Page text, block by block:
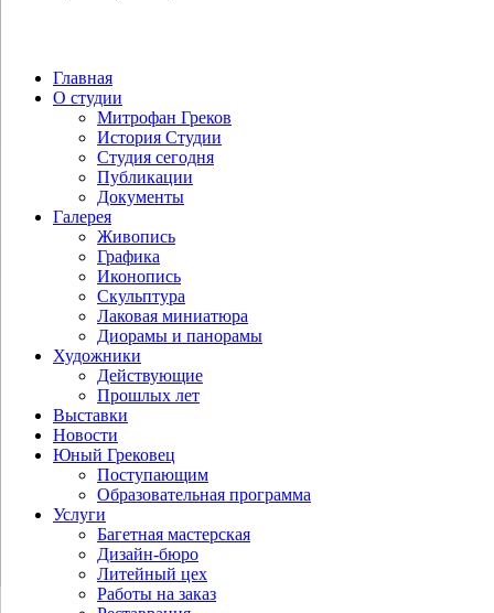
Главная
О студии
Митрофан Греков
История Студии
Студия сегодня
Публикации
Документы
Галерея
Живопись
Графика
Иконопись
Скульптура
Лаковая миниатюра
Диорамы и панорамы
Художники
Действующие
Прошлых лет
Выставки
Новости
Юный Грековец
Поступающим
Образовательная программа
Услуги
Багетная мастерская
Дизайн-бюро
Литейный цех
Работы на заказ